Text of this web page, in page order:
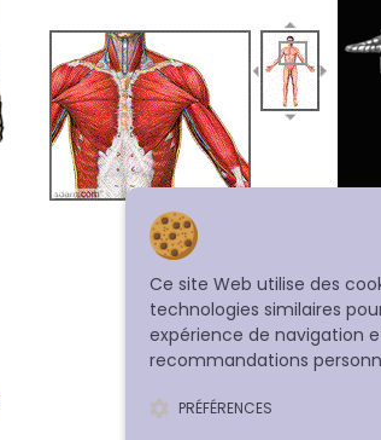
Ce site Web utilise des
technologies similaires
expérience de navigation
recommandations
PRÉFÉRENCES